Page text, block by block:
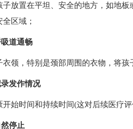
子放置在平坦、安全的地方，如地
区域；
道通畅
衣领，特别是颈部周围的衣物，将
发作情况
开始时间和持续时间(这对后续医疗
停止